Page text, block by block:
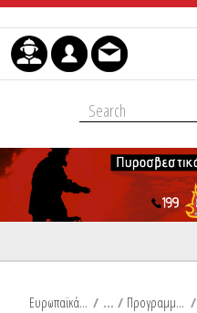
Skip to Content
Ευρωπαϊκά & Αναπτυξιακά Προγράμματα / Προγραμματική Περίοδος 2014-2020 /